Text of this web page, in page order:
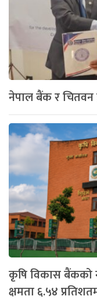
नेपाल बैंक र चितवन
कृषि विकास बैंकको
क्षमता ६.५४